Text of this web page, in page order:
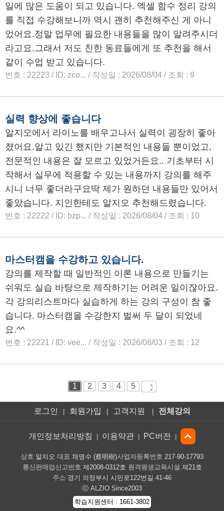
로그인 | 회원가입 | 고객지원 | 전체강의
개인정보처리방침 | 이용약관 | PC버전 |
상호 알지오 대표 채명수 (蔡明樹)사업자등록번호 217-90-17793
통신판매업신고번호 제2008-0312호 원격평생교육시설 제21호
주소 경기 의정부시 시민로122번길 41-46
ⓒ ALZIO Since2003
학습지원센터 : 1661-3802